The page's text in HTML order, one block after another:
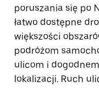
poruszania się po
łatwo dostępne
większości
podróżom
ulicom i
lokalizacji. Ruch